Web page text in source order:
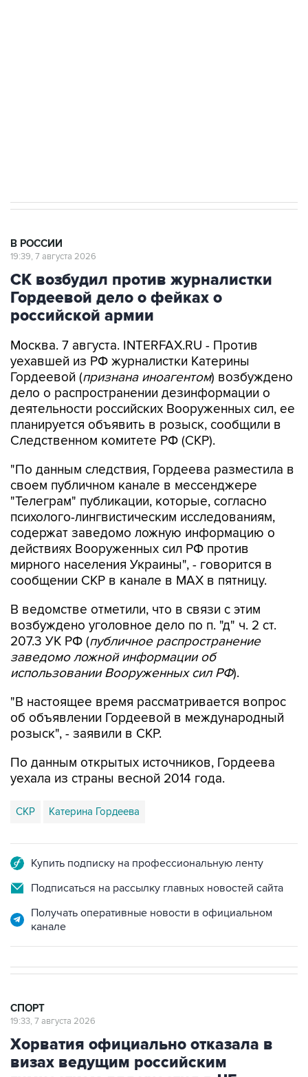
В РОССИИ
19:39, 7 августа 2026
СК возбудил против журналистки
Гордеевой дело о фейках о
российской армии
Москва. 7 августа. INTERFAX.RU - Против
уехавшей из РФ журналистки Катерины
Гордеевой (признана иноагентом) возбуждено
дело о распространении дезинформации о
деятельности российских Вооруженных сил, ее
планируется объявить в розыск, сообщили в
Следственном комитете РФ (СКР).
"По данным следствия, Гордеева разместила в
своем публичном канале в мессенджере
"Телеграм" публикации, которые, согласно
психолого-лингвистическим исследованиям,
содержат заведомо ложную информацию о
действиях Вооруженных сил РФ против
мирного населения Украины", - говорится в
сообщении СКР в канале в MAX в пятницу.
В ведомстве отметили, что в связи с этим
возбуждено уголовное дело по п. "д" ч. 2 ст.
207.3 УК РФ (публичное распространение
заведомо ложной информации об
использовании Вооруженных сил РФ).
"В настоящее время рассматривается вопрос
об объявлении Гордеевой в международный
розыск", - заявили в СКР.
По данным открытых источников, Гордеева
уехала из страны весной 2014 года.
СКР Катерина Гордеева
Купить подписку на профессиональную ленту
Подписаться на рассылку главных новостей сайта
Получать оперативные новости в официальном
канале
СПОРТ
19:33, 7 августа 2026
Хорватия официально отказала в
визах ведущим российским